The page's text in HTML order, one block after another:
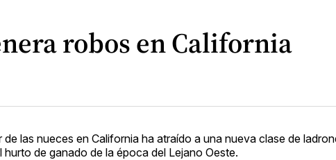
robos en California
de las nueces en California ha atraído a una nueva clase de
de ganado de la época del Lejano Oeste.